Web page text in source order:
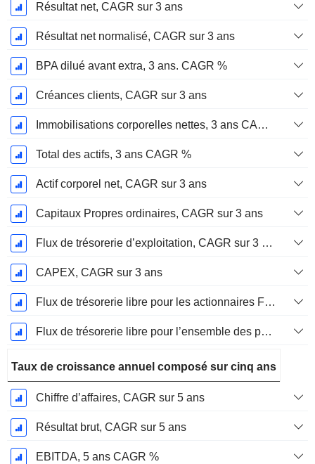
Résultat net, CAGR sur 3 ans
Résultat net normalisé, CAGR sur 3 ans
BPA dilué avant extra, 3 ans. CAGR %
Créances clients, CAGR sur 3 ans
Immobilisations corporelles nettes, 3 ans CAGR %
Total des actifs, 3 ans CAGR %
Actif corporel net, CAGR sur 3 ans
Capitaux Propres ordinaires, CAGR sur 3 ans
Flux de trésorerie d’exploitation, CAGR sur 3 ans
CAPEX, CAGR sur 3 ans
Flux de trésorerie libre pour les actionnaires FCFE, CAGR sur 3 ans
Flux de trésorerie libre pour l’ensemble des pourvoyeurs de fonds (créanciers et actionnaires) FCFF, CAGR sur 3 ans
Taux de croissance annuel composé sur cinq ans
Chiffre d’affaires, CAGR sur 5 ans
Résultat brut, CAGR sur 5 ans
EBITDA, 5 ans CAGR %